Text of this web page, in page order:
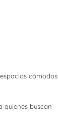
cómodos
quienes buscan